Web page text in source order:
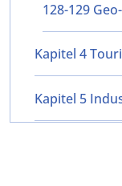
128-129
Kapitel 4
Kapitel 5